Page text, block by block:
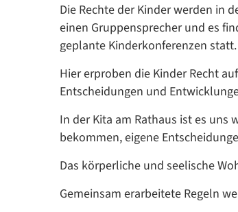
Die Rechte der Kinder werden in
einen Gruppensprecher und es
geplante Kinderkonferenzen statt.
Hier erproben die Kinder Recht
Entscheidungen und
In der Kita am Rathaus ist es uns
bekommen, eigene
Das körperliche und seelische
Gemeinsam erarbeitete Regeln